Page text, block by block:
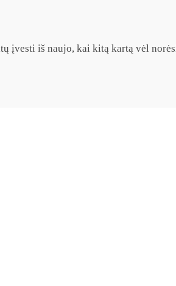
įvesti iš naujo, kai kitą kartą vėl